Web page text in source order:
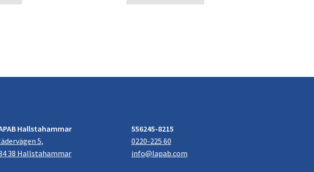
Hallstahammar
5,
38 Hallstahammar
556245-8215
0220-225 60
info@lapab.com